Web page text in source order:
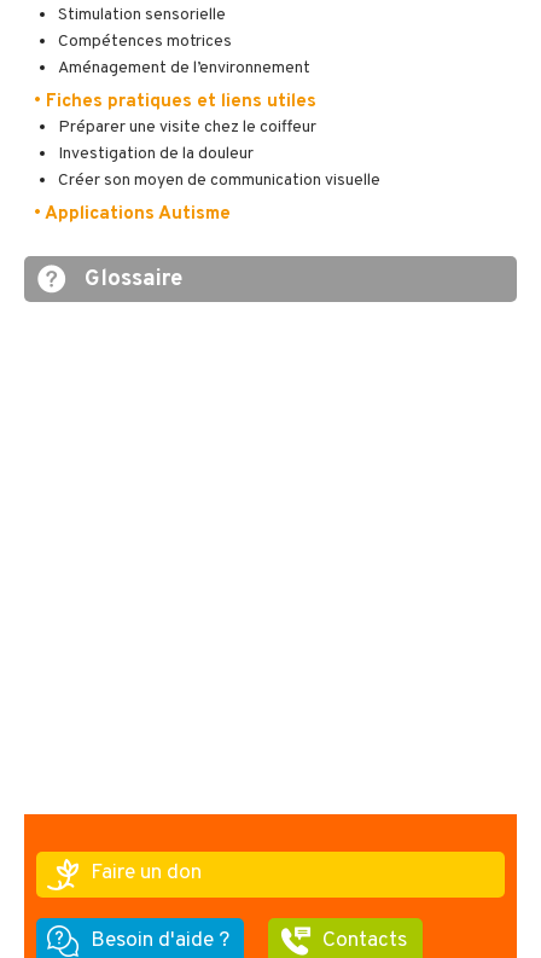
Stimulation sensorielle
Compétences motrices
Aménagement de l’environnement
• Fiches pratiques et liens utiles
Préparer une visite chez le coiffeur
Investigation de la douleur
Créer son moyen de communication visuelle
• Applications Autisme
Glossaire
Faire un don
Besoin d'aide ? Contacts